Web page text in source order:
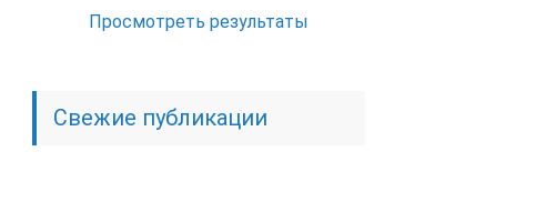
Просмотреть результаты
Свежие публикации